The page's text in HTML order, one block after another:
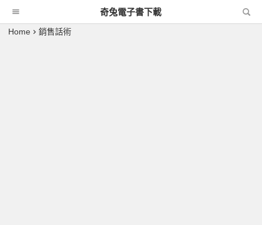
奇兔電子書下載
Home 銷售話術